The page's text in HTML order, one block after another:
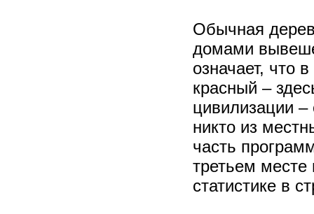
Обычная
домами
означает, что
красный –
цивилизации
никто из
часть
третьем
статистике в